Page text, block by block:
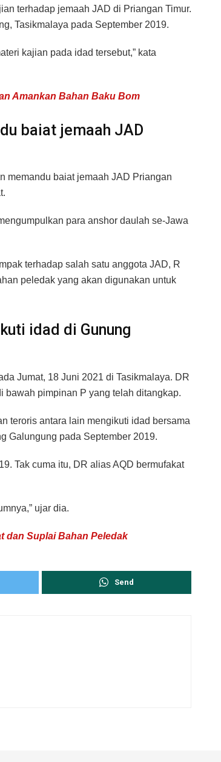
terhadap jemaah JAD di Priangan Timur.
Tasikmalaya pada September 2019.
kajian pada idad tersebut,” kata
Amankan Bahan Baku Bom
baiat jemaah JAD
memandu baiat jemaah JAD Priangan
para anshor daulah se-Jawa
terhadap salah satu anggota JAD, R
peledak yang akan digunakan untuk
idad di Gunung
Jumat, 18 Juni 2021 di Tasikmalaya. DR
bawah pimpinan P yang telah ditangkap.
teroris antara lain mengikuti idad bersama
Galungung pada September 2019.
Tak cuma itu, DR alias AQD bermufakat
ujar dia.
dan Suplai Bahan Peledak
Send